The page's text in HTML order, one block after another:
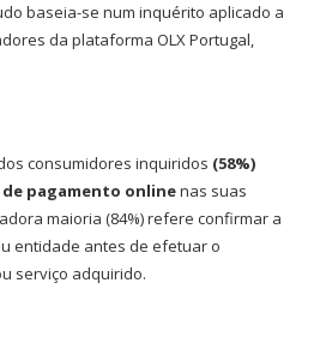
baseia-se num inquérito aplicado a
da plataforma OLX Portugal,
consumidores inquiridos (58%)
pagamento onlinenas suas
maioria (84%) refere confirmar a
entidade antes de efetuar o
serviço adquirido.